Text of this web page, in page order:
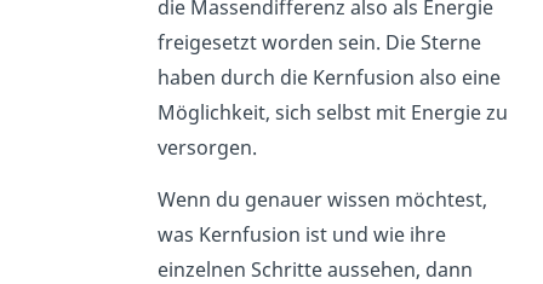
die Massendifferenz also als Energie
freigesetzt worden sein. Die Sterne
haben durch die Kernfusion also eine
Möglichkeit, sich selbst mit Energie zu
versorgen.
Wenn du genauer wissen möchtest,
was Kernfusion ist und wie ihre
einzelnen Schritte aussehen, dann